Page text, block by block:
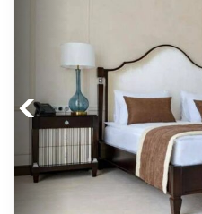
Previous